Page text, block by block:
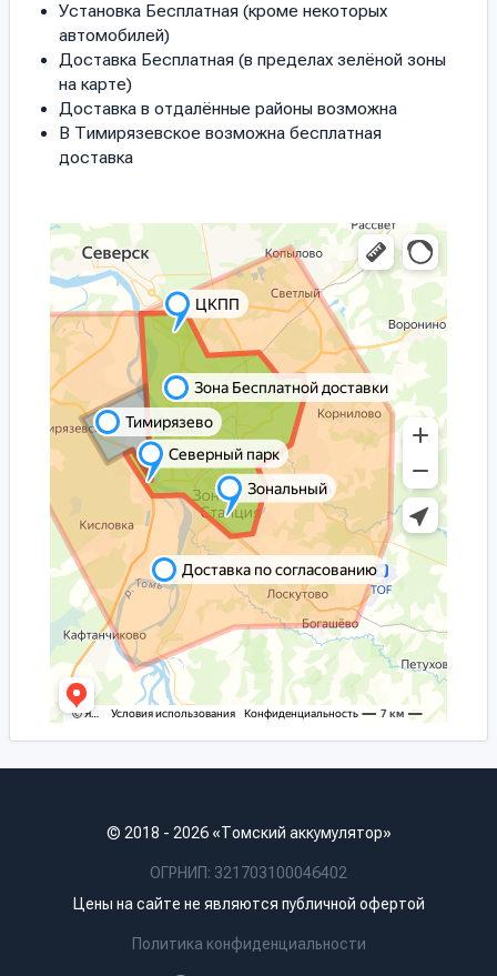
Установка Бесплатная (кроме некоторых
автомобилей)
Доставка Бесплатная (в пределах зелёной зоны
на карте)
Доставка в отдалённые районы возможна
В Тимирязевское возможна бесплатная
доставка
© 2018 - 2026 «Томский аккумулятор»
ОГРНИП: 321703100046402
Цены на сайте не являются публичной офертой
Политика конфиденциальности